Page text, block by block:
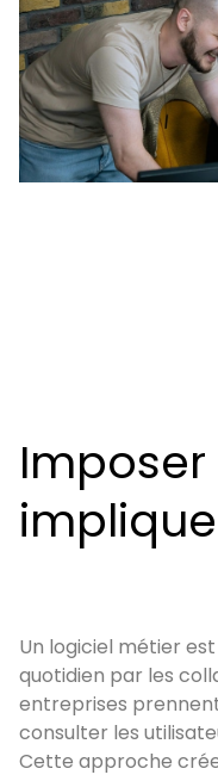
Imposer
Un logiciel métier
quotidien par les
entreprises
consulter les
Cette approche